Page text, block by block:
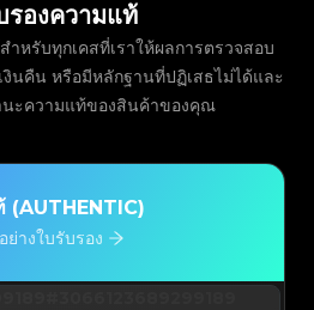
รองความแท้
ำหรับทุกเคสที่เราให้ผลการตรวจสอบ
นคืน หรือมีหลักฐานที่ปฏิเสธไม่ได้และ
นะความแท้ของสินค้าของคุณ
(AUTHENTIC)
ย่างใบรับรอง